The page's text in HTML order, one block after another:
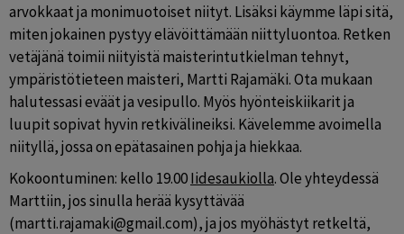
arvokkaat ja monimuotoiset niityt. Lisäksi käymme läpi sitä,
miten jokainen pystyy elävöittämään niittyluontoa. Retken
vetäjänä toimii niityistä maisterintutkielman tehnyt,
ympäristötieteen maisteri, Martti Rajamäki. Ota mukaan
halutessasi eväät ja vesipullo. Myös hyönteiskiikarit ja
luupit sopivat hyvin retkivälineiksi. Kävelemme avoimella
niityllä, jossa on epätasainen pohja ja hiekkaa.
Kokoontuminen: kello 19.00 Iidesaukiolla. Ole yhteydessä
Marttiin, jos sinulla herää kysyttävää
(martti.rajamaki@gmail.com), ja jos myöhästyt retkeltä,